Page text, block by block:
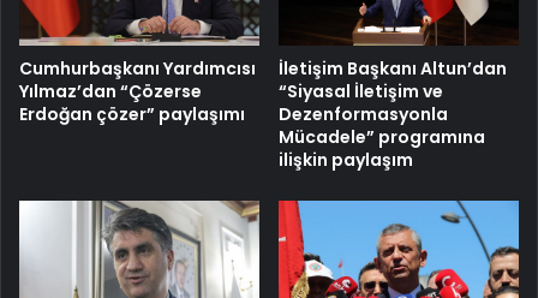
Cumhurbaşkanı Yardımcısı
Yılmaz’dan “Çözerse
Erdoğan çözer” paylaşımı
İletişim Başkanı Altun’dan
“Siyasal İletişim ve
Dezenformasyonla
Mücadele” programına
ilişkin paylaşım